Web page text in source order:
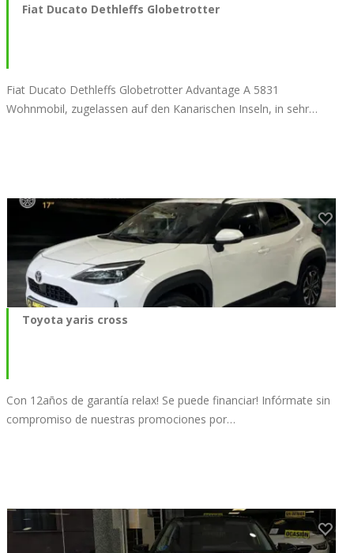
Fiat Ducato Dethleffs Globetrotter
Fiat Ducato Dethleffs Globetrotter Advantage A 5831
Wohnmobil, zugelassen auf den Kanarischen Inseln, in sehr…
Toyota yaris cross
Con 12años de garantía relax! Se puede financiar! Infórmate sin
compromiso de nuestras promociones por…